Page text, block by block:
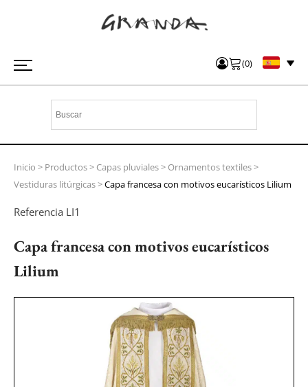
(0)
Inicio > Productos> Capas pluviales> Ornamentos textiles>
Vestiduras litúrgicas>Capa francesa con motivos eucarísticos Lilium
Referencia LI1
Capa francesa con motivos eucarísticos
Lilium